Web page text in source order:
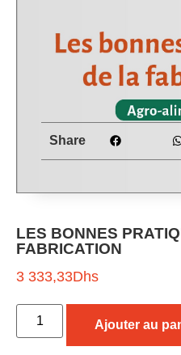
LES BONNES
FABRICATION
3 333,33Dhs
Ajouter au
Share